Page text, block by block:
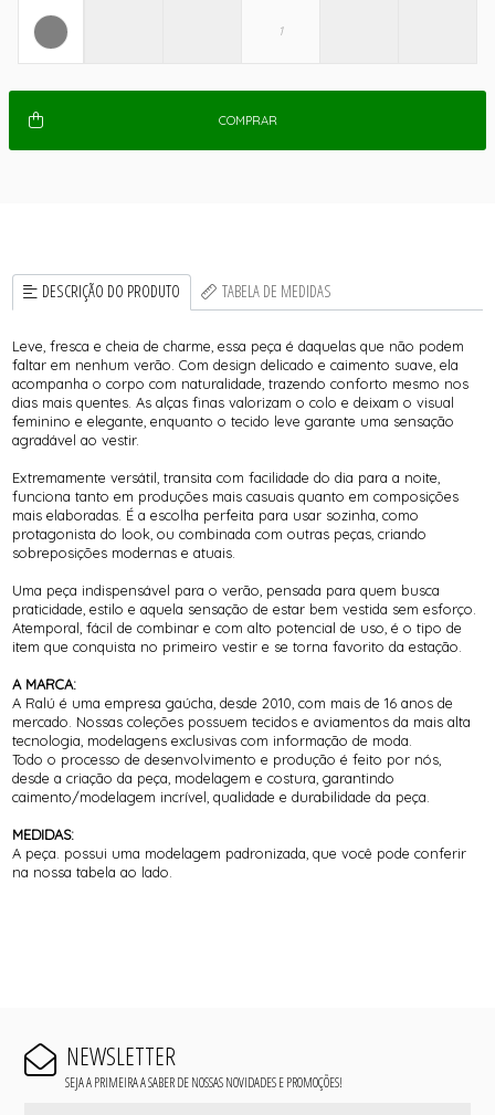
COMPRAR
DESCRIÇÃO DO PRODUTO TABELA DE MEDIDAS
Leve, fresca e cheia de charme, essa peça é daquelas que não podem
faltar em nenhum verão. Com design delicado e caimento suave, ela
acompanha o corpo com naturalidade, trazendo conforto mesmo nos
dias mais quentes. As alças finas valorizam o colo e deixam o visual
feminino e elegante, enquanto o tecido leve garante uma sensação
agradável ao vestir.
Extremamente versátil, transita com facilidade do dia para a noite,
funciona tanto em produções mais casuais quanto em composições
mais elaboradas. É a escolha perfeita para usar sozinha, como
protagonista do look, ou combinada com outras peças, criando
sobreposições modernas e atuais.
Uma peça indispensável para o verão, pensada para quem busca
praticidade, estilo e aquela sensação de estar bem vestida sem esforço.
Atemporal, fácil de combinar e com alto potencial de uso, é o tipo de
item que conquista no primeiro vestir e se torna favorito da estação.
A MARCA:
A Ralú é uma empresa gaúcha, desde 2010, com mais de 16 anos de
mercado. Nossas coleções possuem tecidos e aviamentos da mais alta
tecnologia, modelagens exclusivas com informação de moda.
Todo o processo de desenvolvimento e produção é feito por nós,
desde a criação da peça, modelagem e costura, garantindo
caimento/modelagem incrível, qualidade e durabilidade da peça.
MEDIDAS:
A peça. possui uma modelagem padronizada, que você pode conferir
na nossa tabela ao lado.
NEWSLETTER
SEJA A PRIMEIRA A SABER DE NOSSAS NOVIDADES E PROMOÇÕES!